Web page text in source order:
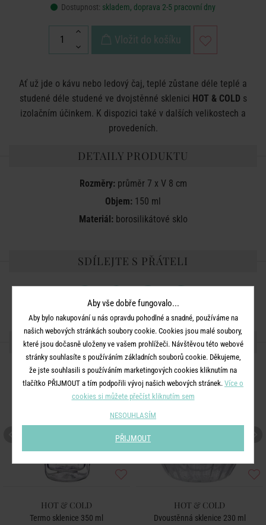
Dostupnost: skladem, doprava 2-5 pracovní dny
Vložit do košíku
Ať už jde o kávu nebo ledový čaj, teplé zůstane déle teplé a
studené déle studené ve dvojstěnné sklenici HOT & COLD s
izolačním účinkem. K dispozici také v dalších velikostech a
provedeních.
DETAILY PRODUKTU
Rozměry:průměr 7 x V 8 cm
Objem: 150 ml
Materiál:borosilikátové sklo
SDÍLEJTE S PŘÁTELI
DALŠÍ PRODUKTY ZE SÉRIE
HOT & COLD
Termo sklenice 350 ml
HOT & COLD
Dvoustěnná sklenice 230 ml
Aby vše dobře fungovalo...
Aby bylo nakupování u nás opravdu pohodlné a snadné, používáme na
našich webových stránkách soubory cookie. Cookies jsou malé soubory,
které jsou dočasně uloženy ve vašem prohlížeči. Návštěvou této webové
stránky souhlasíte s používáním základních souborů cookie. Děkujeme,
že jste souhlasili s používáním marketingových cookies kliknutím na
tlačítko PŘIJMOUT a tím podpořili vývoj našich webových stránek. Více o
cookies si můžete přečíst kliknutím sem
NESOUHLASÍM
PŘIJMOUT